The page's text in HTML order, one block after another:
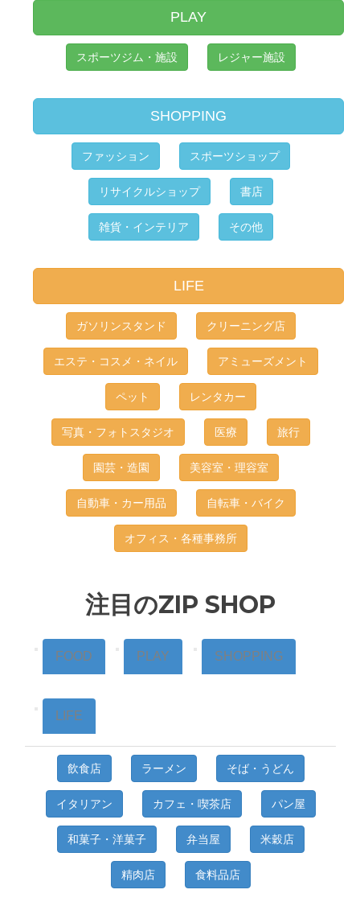
PLAY
スポーツジム・施設 レジャー施設
SHOPPING
ファッション スポーツショップ
リサイクルショップ 書店
雑貨・インテリア その他
LIFE
ガソリンスタンド クリーニング店
エステ・コスメ・ネイル アミューズメント
ペット レンタカー
写真・フォトスタジオ 医療 旅行
園芸・造園 美容室・理容室
自動車・カー用品 自転車・バイク
オフィス・各種事務所
注目のZIP SHOP
FOOD PLAY SHOPPING
LIFE
飲食店 ラーメン そば・うどん
イタリアン カフェ・喫茶店 パン屋
和菓子・洋菓子 弁当屋 米穀店
精肉店 食料品店